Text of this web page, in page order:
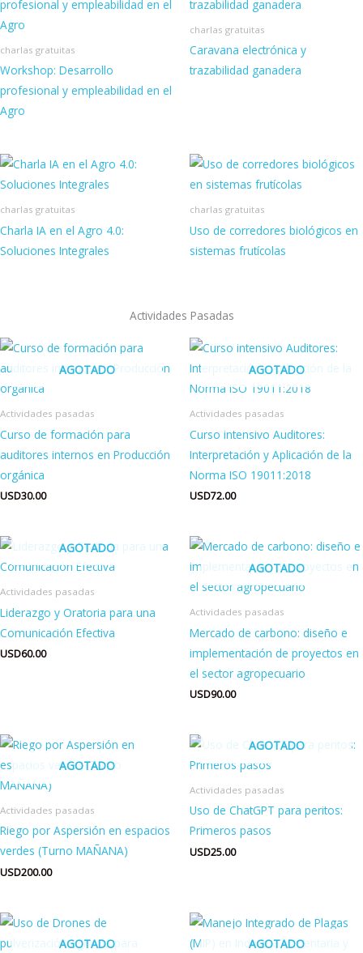
charlas gratuitas
Workshop: Desarrollo
profesional y empleabilidad en el
Agro
charlas gratuitas
Caravana electrónica y
trazabilidad ganadera
charlas gratuitas
Charla IA en el Agro 4.0:
Soluciones Integrales
charlas gratuitas
Uso de corredores biológicos en
sistemas frutícolas
Actividades Pasadas
AGOTADO
Actividades pasadas
Curso de formación para
auditores internos en Producción
orgánica
USD30.00
AGOTADO
Actividades pasadas
Curso intensivo Auditores:
Interpretación y Aplicación de la
Norma ISO 19011:2018
USD72.00
AGOTADO
Actividades pasadas
Liderazgo y Oratoria para una
Comunicación Efectiva
USD60.00
AGOTADO
Actividades pasadas
Mercado de carbono: diseño e
implementación de proyectos en
el sector agropecuario
USD90.00
AGOTADO
Actividades pasadas
Riego por Aspersión en espacios
verdes (Turno MAÑANA)
USD200.00
AGOTADO
Actividades pasadas
Uso de ChatGPT para peritos:
Primeros pasos
USD25.00
AGOTADO AGOTADO